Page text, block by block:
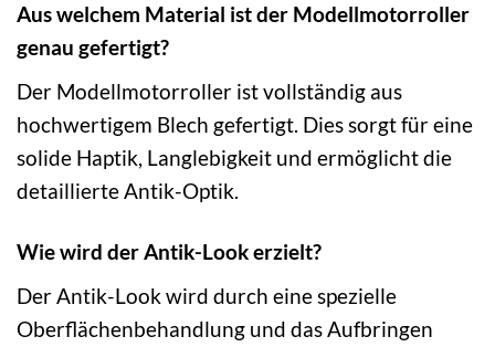
Aus welchem Material ist der Modellmotorroller
genau gefertigt?
Der Modellmotorroller ist vollständig aus
hochwertigem Blech gefertigt. Dies sorgt für eine
solide Haptik, Langlebigkeit und ermöglicht die
detaillierte Antik-Optik.
Wie wird der Antik-Look erzielt?
Der Antik-Look wird durch eine spezielle
Oberflächenbehandlung und das Aufbringen